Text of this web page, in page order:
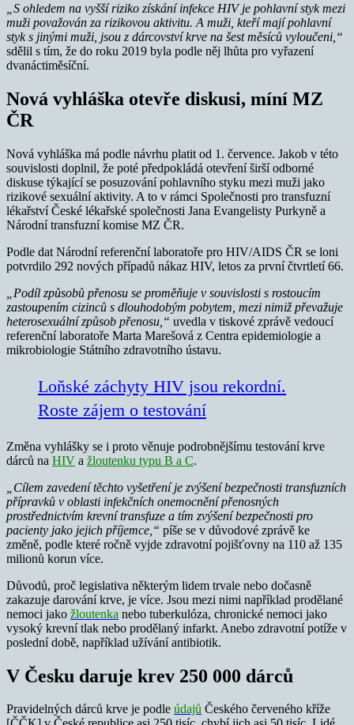
„S ohledem na vyšší riziko získání infekce HIV je pohlavní styk mezi
muži považován za rizikovou aktivitu. A muži, kteří mají pohlavní
styk s jinými muži, jsou z dárcovství krve na šest měsíců vyloučeni,“
sdělil s tím, že do roku 2019 byla podle něj lhůta pro vyřazení
dvanáctiměsíční.
Nová vyhláška otevře diskusi, míní MZ
ČR
Nová vyhláška má podle návrhu platit od 1. července. Jakob v této
souvislosti doplnil, že poté předpokládá otevření širší odborné
diskuse týkající se posuzování pohlavního styku mezi muži jako
rizikové sexuální aktivity. A to v rámci Společnosti pro transfuzní
lékařství České lékařské společnosti Jana Evangelisty Purkyně a
Národní transfuzní komise MZ ČR.
Podle dat Národní referenční laboratoře pro HIV/AIDS ČR se loni
potvrdilo 292 nových případů nákaz HIV, letos za první čtvrtletí 66.
„Podíl způsobů přenosu se proměňuje v souvislosti s rostoucím
zastoupením cizinců s dlouhodobým pobytem, mezi nimiž převažuje
heterosexuální způsob přenosu,“ uvedla v tiskové zprávě vedoucí
referenční laboratoře Marta Marešová z Centra epidemiologie a
mikrobiologie Státního zdravotního ústavu.
Loňské záchyty HIV jsou rekordní.
Roste zájem o testování
Změna vyhlášky se i proto věnuje podrobnějšímu testování krve
dárců na HIV a žloutenku typu B a C.
„Cílem zavedení těchto vyšetření je zvýšení bezpečnosti transfuzních
přípravků v oblasti infekčních onemocnění přenosných
prostřednictvím krevní transfuze a tím zvýšení bezpečnosti pro
pacienty jako jejich příjemce,“ píše se v důvodové zprávě ke
změně, podle které ročně vyjde zdravotní pojišťovny na 110 až 135
milionů korun více.
Důvodů, proč legislativa některým lidem trvale nebo dočasně
zakazuje darování krve, je více. Jsou mezi nimi například prodělané
nemoci jako žloutenka nebo tuberkulóza, chronické nemoci jako
vysoký krevní tlak nebo prodělaný infarkt. Anebo zdravotní potíže v
poslední době, například užívání antibiotik.
V Česku daruje krev 250 000 dárců
Pravidelných dárců krve je podle údajů Českého červeného kříže